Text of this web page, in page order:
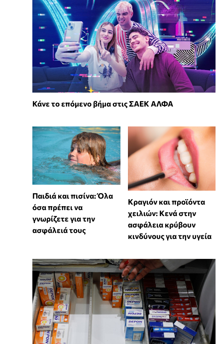
Κάνε το επόμενο βήμα στις ΣΑΕΚ ΑΛΦΑ
Παιδιά και πισίνα: Όλα
όσα πρέπει να
γνωρίζετε για την
ασφάλειά τους
Κραγιόν και προϊόντα
χειλιών: Κενά στην
ασφάλεια κρύβουν
κινδύνους για την υγεία